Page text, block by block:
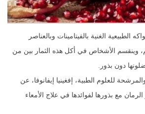
الطبيعية الغنية بالفيتامينات وبالعناصر
وينقسم الأشخاص في أكل هذه الثمار بين من
دون بذور.
للعلوم الطبية، إفغينيا إيفانوفا، عن
الرمان مع بذورها لفوائدها في علاج الأمعاء